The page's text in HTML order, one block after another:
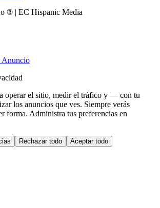
® | EC Hispanic Media
Anuncio
operar el sitio, medir el tráfico y — con tu
los anuncios que ves. Siempre verás
forma. Administra tus preferencias en
Rechazar todo Aceptar todo